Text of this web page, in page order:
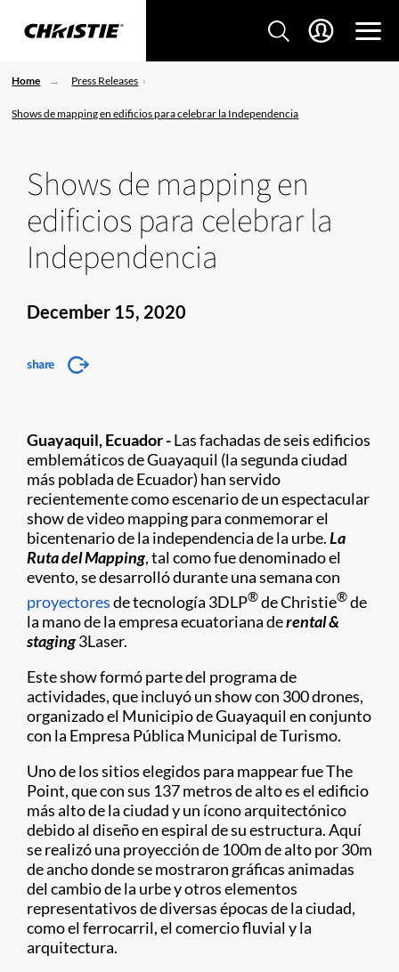
Home Press Releases
Shows de mapping en edificios para celebrar la Independencia
Shows de mapping en
edificios para celebrar la
Independencia
December 15, 2020
share
Guayaquil, Ecuador -Las fachadas de seis edificios
emblemáticos de Guayaquil (la segunda ciudad
más poblada de Ecuador) han servido
recientemente como escenario de un espectacular
show de video mapping para conmemorar el
bicentenario de la independencia de la urbe.La
Ruta del Mapping, tal como fue denominado el
evento, se desarrolló durante una semana con
proyectoresde tecnología 3DLP®de Christie®de
la mano de la empresa ecuatoriana derental &
staging3Laser.
Este show formó parte del programa de
actividades, que incluyó un show con 300 drones,
organizado el Municipio de Guayaquil en conjunto
con la Empresa Pública Municipal de Turismo.
Uno de los sitios elegidos para mappear fue The
Point, que con sus 137 metros de alto es el edificio
más alto de la ciudad y un ícono arquitectónico
debido al diseño en espiral de su estructura. Aquí
se realizó una proyección de 100m de alto por 30m
de ancho donde se mostraron gráficas animadas
del cambio de la urbe y otros elementos
representativos de diversas épocas de la ciudad,
como el ferrocarril, el comercio fluvial y la
arquitectura.